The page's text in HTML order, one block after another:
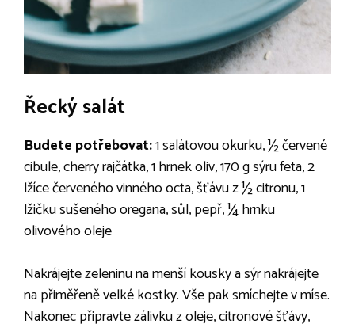
Řecký salát
Budete potřebovat:1 salátovou okurku, ½ červené
cibule, cherry rajčátka, 1 hrnek oliv, 170 g sýru feta, 2
lžíce červeného vinného octa, šťávu z ½ citronu, 1
lžičku sušeného oregana, sůl, pepř, ¼ hrnku
olivového oleje
Nakrájejte zeleninu na menší kousky a sýr nakrájejte
na přiměřeně velké kostky. Vše pak smíchejte v míse.
Nakonec připravte zálivku z oleje, citronové šťávy,